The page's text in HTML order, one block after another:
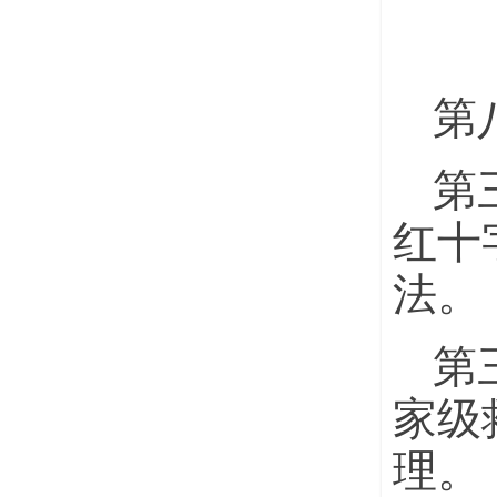
第
第
红十
法。
第
家级
理。